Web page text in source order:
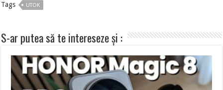
Tags UTOK
S-ar putea să te intereseze și :